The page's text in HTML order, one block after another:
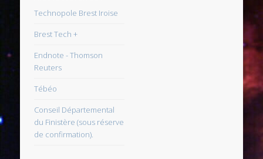
Technopole Brest Iroise
Brest Tech +
Endnote - Thomson
Reuters
Tébéo
Conseil Départemental
du Finistère (sous réserve
de confirmation).